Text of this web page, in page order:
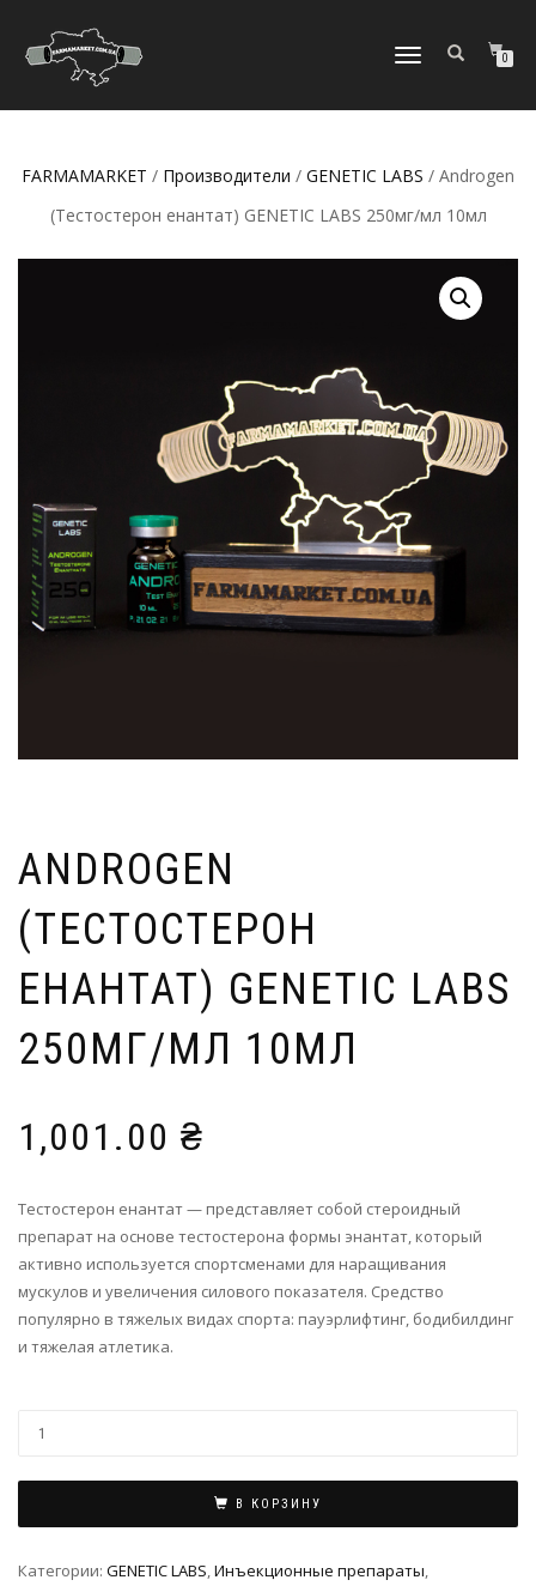
ПЕРЕКЛЮЧИТЬ
0
FARMAMARKET / Производители / GENETIC LABS / Androgen
(Тестостерон енантат) GENETIC LABS 250мг/мл 10мл
ANDROGEN
(ТЕСТОСТЕРОН
ЕНАНТАТ) GENETIC LABS
250МГ/МЛ 10МЛ
1,001.00 ₴
Тестостерон енантат — представляет собой стероидный
препарат на основе тестостерона формы энантат, который
активно используется спортсменами для наращивания
мускулов и увеличения силового показателя. Средство
популярно в тяжелых видах спорта: пауэрлифтинг, бодибилдинг
и тяжелая атлетика.
В КОРЗИНУ
Категории: GENETIC LABS,Инъeкциoнныe препараты,